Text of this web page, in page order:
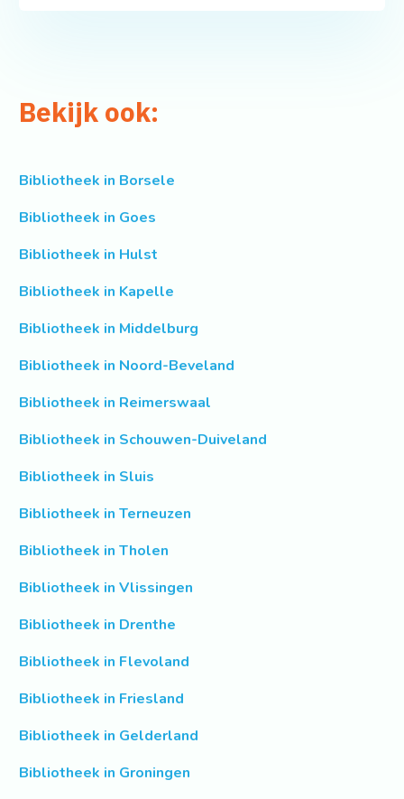
Bekijk ook:
Bibliotheek in Borsele
Bibliotheek in Goes
Bibliotheek in Hulst
Bibliotheek in Kapelle
Bibliotheek in Middelburg
Bibliotheek in Noord-Beveland
Bibliotheek in Reimerswaal
Bibliotheek in Schouwen-Duiveland
Bibliotheek in Sluis
Bibliotheek in Terneuzen
Bibliotheek in Tholen
Bibliotheek in Vlissingen
Bibliotheek in Drenthe
Bibliotheek in Flevoland
Bibliotheek in Friesland
Bibliotheek in Gelderland
Bibliotheek in Groningen